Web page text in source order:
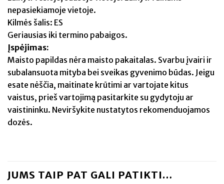
nepasiekiamoje vietoje.
Kilmės šalis: ES
Geriausias iki termino pabaigos.
Įspėjimas:
Maisto papildas nėra maisto pakaitalas. Svarbu įvairi ir
subalansuota mityba bei sveikas gyvenimo būdas. Jeigu
esate nėščia, maitinate krūtimi ar vartojate kitus
vaistus, prieš vartojimą pasitarkite su gydytoju ar
vaistininku. Neviršykite nustatytos rekomenduojamos
dozės.
JUMS TAIP PAT GALI PATIKTI…